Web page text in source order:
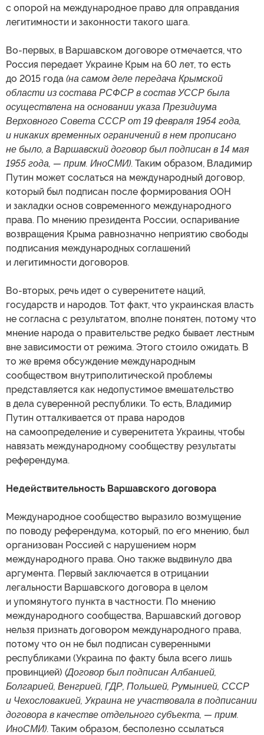
с опорой на международное право для оправдания
легитимности и законности такого шага.
Во-первых, в Варшавском договоре отмечается, что
Россия передает Украине Крым на 60 лет, то есть
до 2015 года (на самом деле передача Крымской
области из состава РСФСР в состав УССР была
осуществлена на основании указа Президиума
Верховного Совета СССР от 19 февраля 1954 года,
и никаких временных ограничений в нем прописано
не было, а Варшавский договор был подписан в 14 мая
1955 года, — прим. ИноСМИ). Таким образом, Владимир
Путин может сослаться на международный договор,
который был подписан после формирования ООН
и закладки основ современного международного
права. По мнению президента России, оспаривание
возвращения Крыма равнозначно неприятию свободы
подписания международных соглашений
и легитимности договоров.
Во-вторых, речь идет о суверенитете наций,
государств и народов. Тот факт, что украинская власть
не согласна с результатом, вполне понятен, потому что
мнение народа о правительстве редко бывает лестным
вне зависимости от режима. Этого стоило ожидать. В
то же время обсуждение международным
сообществом внутриполитической проблемы
представляется как недопустимое вмешательство
в дела суверенной республики. То есть, Владимир
Путин отталкивается от права народов
на самоопределение и суверенитета Украины, чтобы
навязать международному сообществу результаты
референдума.
Недействительность Варшавского договора
Международное сообщество выразило возмущение
по поводу референдума, который, по его мнению, был
организован Россией с нарушением норм
международного права. Оно также выдвинуло два
аргумента. Первый заключается в отрицании
легальности Варшавского договора в целом
и упомянутого пункта в частности. По мнению
международного сообщества, Варшавский договор
нельзя признать договором международного права,
потому что он не был подписан суверенными
республиками (Украина по факту была всего лишь
провинцией) (Договор был подписан Албанией,
Болгарией, Венгрией, ГДР, Польшей, Румынией, СССР
и Чехословакией, Украина не участвовала в подписании
договора в качестве отдельного субъекта, — прим.
ИноСМИ). Таким образом, бесполезно ссылаться